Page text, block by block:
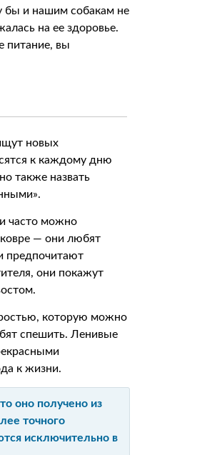
бы и нашим собакам не
на ее здоровье.
питание, вы
новых
к каждому дню
также назвать
часто можно
ковре — они любят
предпочитают
они покажут
которую можно
спешить. Ленивые
к жизни.
оно получено из
точного
исключительно в